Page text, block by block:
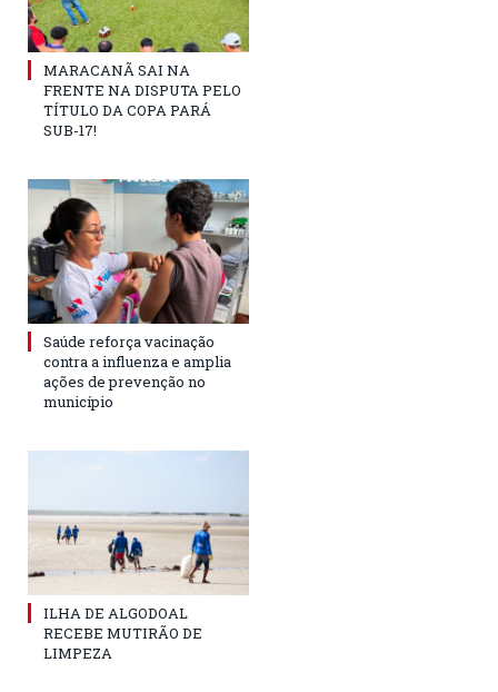
MARACANÃ SAI NA
FRENTE NA DISPUTA PELO
TÍTULO DA COPA PARÁ
SUB-17!
Saúde reforça vacinação
contra a influenza e amplia
ações de prevenção no
município
ILHA DE ALGODOAL
RECEBE MUTIRÃO DE
LIMPEZA